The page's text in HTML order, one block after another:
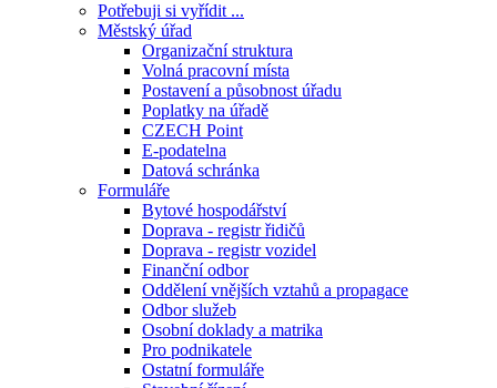
Potřebuji si vyřídit ...
Městský úřad
Organizační struktura
Volná pracovní místa
Postavení a působnost úřadu
Poplatky na úřadě
CZECH Point
E-podatelna
Datová schránka
Formuláře
Bytové hospodářství
Doprava - registr řidičů
Doprava - registr vozidel
Finanční odbor
Oddělení vnějších vztahů a propagace
Odbor služeb
Osobní doklady a matrika
Pro podnikatele
Ostatní formuláře